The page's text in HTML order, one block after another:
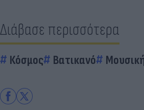
Διάβασε περισσότερα
Κόσμος Βατικανό